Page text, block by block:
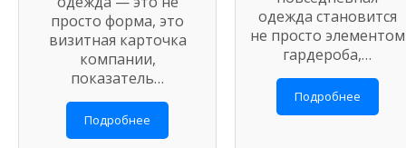
просто форма, это
визитная карточка
компании,
показатель…
Подробнее
одежда становится
не просто элементом
гардероба,…
Подробнее